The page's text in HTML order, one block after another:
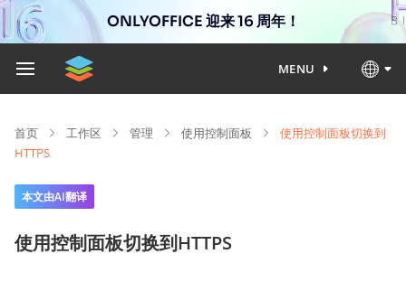
ONLYOFFICE 迎来 16 周年！
MENU
首页 工作区 管理 使用控制面板
使用控制面板切换到
HTTPS
本文由AI翻译
使用控制面板切换到HTTPS